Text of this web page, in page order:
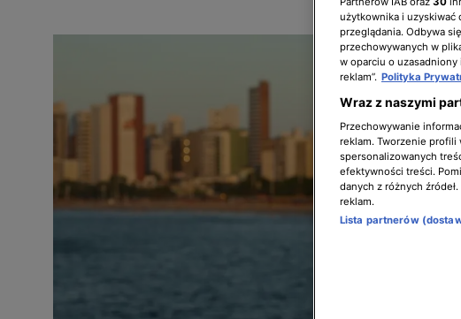
użytkownika i uzyskiwać
przeglądania. Odbywa
przechowywanych w
w oparciu o
reklam”. Polityka
Wraz z naszymi
Przechowywanie
reklam. Tworzenie
spersonalizowanych
efektywności treści.
danych z różnych
reklam.
Lista partnerów